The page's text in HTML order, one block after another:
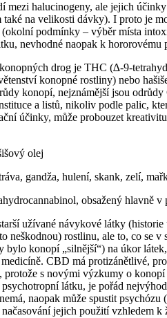
mezi halucinogeny, ale jejich
také na velikosti dávky). I proto je
podmínky – výběr místa
nevhodné naopak k
drog je THC (∆-9-
konopné rostliny) nebo
konopí, nejznámější jsou
a listů, nikoliv podle palic,
účinky, může probouzet
olej
gandža, hulení, skank, zelí,
obsažený hlavně
užívané návykové látky
neškodnou) rostlinu, ale to, co se
bylo konopí „silnější“) na úkor
CBD má protizánětlivé,
s novými výzkumy o
látku, je pořád
naopak může spustit
jejich použití vzhledem